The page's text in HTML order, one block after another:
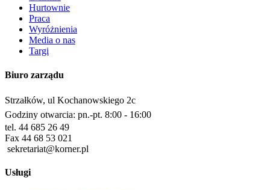
Hurtownie
Praca
Wyróżnienia
Media o nas
Targi
Biuro zarządu
Strzałków, ul Kochanowskiego 2c
Godziny otwarcia: pn.-pt. 8:00 - 16:00
tel. 44 685 26 49
Fax 44 68 53 021
sekretariat@korner.pl
Usługi